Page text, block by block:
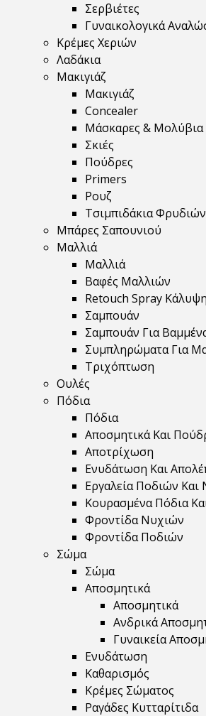
Σερβιέτες
Γυναικολογικά
Κρέμες Χεριών
Λαδάκια
Μακιγιάζ
Μακιγιάζ
Concealer
Μάσκαρες &
Σκιές
Πούδρες
Primers
Ρουζ
Τσιμπιδάκια Φρυδιών
Μπάρες Σαπουνιού
Μαλλιά
Μαλλιά
Βαφές Μαλλιών
Retouch Spray
Σαμπουάν
Σαμπουάν Για
Συμπληρώματα Για
Τριχόπτωση
Ουλές
Πόδια
Πόδια
Αποσμητικά Και
Αποτρίχωση
Ενυδάτωση Και
Εργαλεία Ποδιών Και
Κουρασμένα Πόδια
Φροντίδα Νυχιών
Φροντίδα Ποδιών
Σώμα
Σώμα
Αποσμητικά
Αποσμητικά
Ανδρικά
Γυναικεία
Ενυδάτωση
Καθαρισμός
Κρέμες Σώματος
Ραγάδες Κυτταρίτιδα